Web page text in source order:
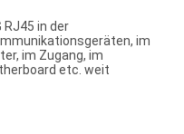
RJ45 in der
im
im Zugang, im
etc. weit